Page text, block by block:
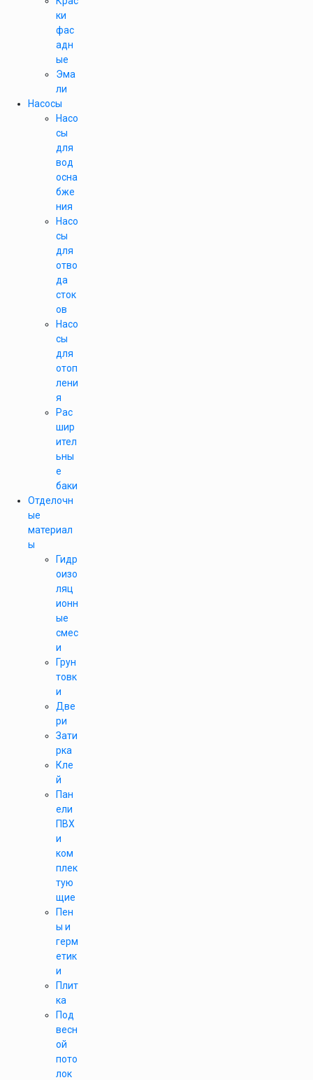
ки
фас
адн
ые
Эма
ли
Насосы
Насо
сы
для
вод
осна
бже
ния
Насо
сы
для
отво
да
сток
ов
Насо
сы
для
отоп
лени
я
Рас
шир
ител
ьны
е
баки
Отделочн
ые
материал
ы
Гидр
оизо
ляц
ионн
ые
смес
и
Грун
товк
и
Две
ри
Зати
рка
Кле
й
Пан
ели
ПВХ
и
ком
плек
тую
щие
Пен
ы и
герм
етик
и
Плит
ка
Под
весн
ой
пото
лок